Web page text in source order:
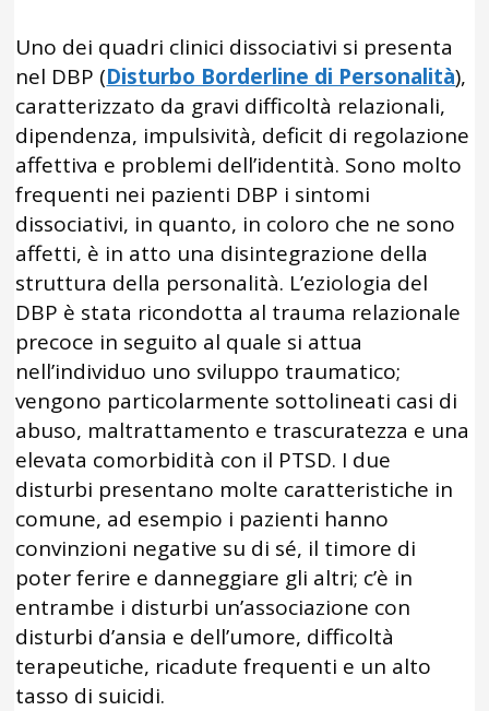
Uno dei quadri clinici dissociativi si presenta
nel DBP (Disturbo Borderline di Personalità),
caratterizzato da gravi difficoltà relazionali,
dipendenza, impulsività, deficit di regolazione
affettiva e problemi dell’identità. Sono molto
frequenti nei pazienti DBP i sintomi
dissociativi, in quanto, in coloro che ne sono
affetti, è in atto una disintegrazione della
struttura della personalità. L’eziologia del
DBP è stata ricondotta al trauma relazionale
precoce in seguito al quale si attua
nell’individuo uno sviluppo traumatico;
vengono particolarmente sottolineati casi di
abuso, maltrattamento e trascuratezza e una
elevata comorbidità con il PTSD. I due
disturbi presentano molte caratteristiche in
comune, ad esempio i pazienti hanno
convinzioni negative su di sé, il timore di
poter ferire e danneggiare gli altri; c’è in
entrambe i disturbi un’associazione con
disturbi d’ansia e dell’umore, difficoltà
terapeutiche, ricadute frequenti e un alto
tasso di suicidi.